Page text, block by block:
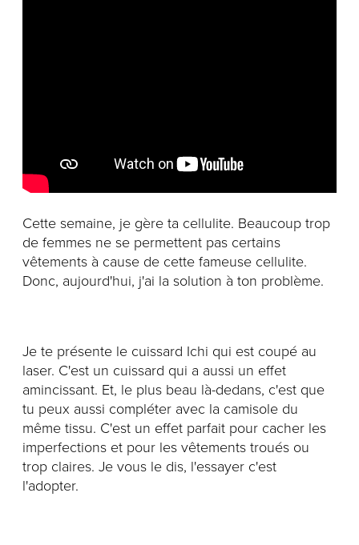
Politique de confidentialité
Politiques et conditions d'achats
Cette semaine, je gère ta cellulite. Beaucoup trop
de femmes ne se permettent pas certains
vêtements à cause de cette fameuse cellulite.
Donc, aujourd'hui, j'ai la solution à ton problème.
Je te présente le cuissard Ichi qui est coupé au
laser. C'est un cuissard qui a aussi un effet
amincissant. Et, le plus beau là-dedans, c'est que
tu peux aussi compléter avec la camisole du
même tissu. C'est un effet parfait pour cacher les
imperfections et pour les vêtements troués ou
trop claires. Je vous le dis, l'essayer c'est
l'adopter.